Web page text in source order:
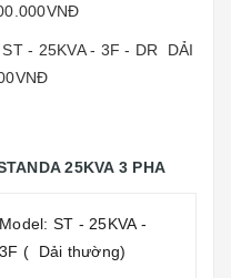
ST - 25KVA - 3F - DR DẢI
25KVA 3 PHA
Model: ST - 25KVA -
3F ( Dải thường)